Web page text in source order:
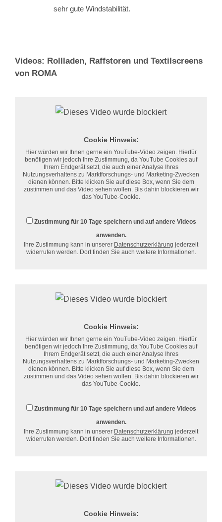
sehr gute Windstabilität.
Videos: Rollladen, Raffstoren und Textilscreens
von ROMA
Cookie Hinweis:
Hier würden wir Ihnen gerne ein YouTube-Video zeigen. Hierfür
benötigen wir jedoch Ihre Zustimmung, da YouTube Cookies auf
Ihrem Endgerät setzt, die auch einer Analyse Ihres
Nutzungsverhaltens zu Marktforschungs- und Marketing-Zwecken
dienen können. Bitte klicken Sie auf diese Box, wenn Sie dem
zustimmen und das Video sehen wollen. Bis dahin blockieren wir
das YouTube-Cookie.
Zustimmung für 10 Tage speichern und auf andere Videos
anwenden.
Ihre Zustimmung kann in unserer Datenschutzerklärung jederzeit
widerrufen werden. Dort finden Sie auch weitere Informationen.
Cookie Hinweis:
Hier würden wir Ihnen gerne ein YouTube-Video zeigen. Hierfür
benötigen wir jedoch Ihre Zustimmung, da YouTube Cookies auf
Ihrem Endgerät setzt, die auch einer Analyse Ihres
Nutzungsverhaltens zu Marktforschungs- und Marketing-Zwecken
dienen können. Bitte klicken Sie auf diese Box, wenn Sie dem
zustimmen und das Video sehen wollen. Bis dahin blockieren wir
das YouTube-Cookie.
Zustimmung für 10 Tage speichern und auf andere Videos
anwenden.
Ihre Zustimmung kann in unserer Datenschutzerklärung jederzeit
widerrufen werden. Dort finden Sie auch weitere Informationen.
Cookie Hinweis: